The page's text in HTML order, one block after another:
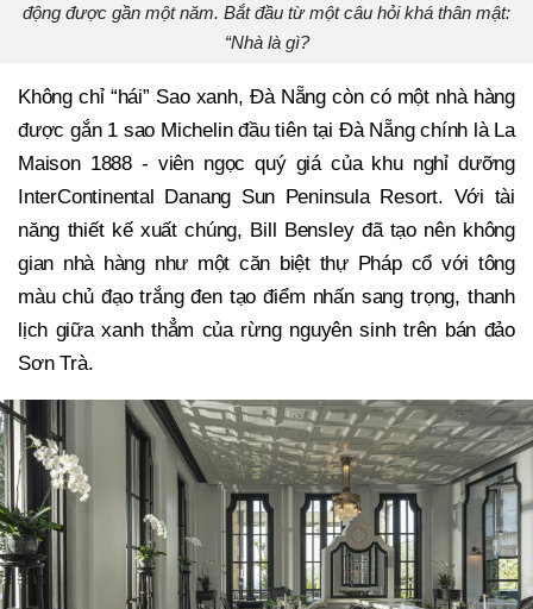
động được gần một năm. Bắt đầu từ một câu hỏi khá thân mật:
“Nhà là gì?
Không chỉ “hái” Sao xanh, Đà Nẵng còn có một nhà hàng
được gắn 1 sao Michelin đầu tiên tại Đà Nẵng chính là La
Maison 1888 - viên ngọc quý giá của khu nghỉ dưỡng
InterContinental Danang Sun Peninsula Resort. Với tài
năng thiết kế xuất chúng, Bill Bensley đã tạo nên không
gian nhà hàng như một căn biệt thự Pháp cổ với tông
màu chủ đạo trắng đen tạo điểm nhấn sang trọng, thanh
lịch giữa xanh thẳm của rừng nguyên sinh trên bán đảo
Sơn Trà.